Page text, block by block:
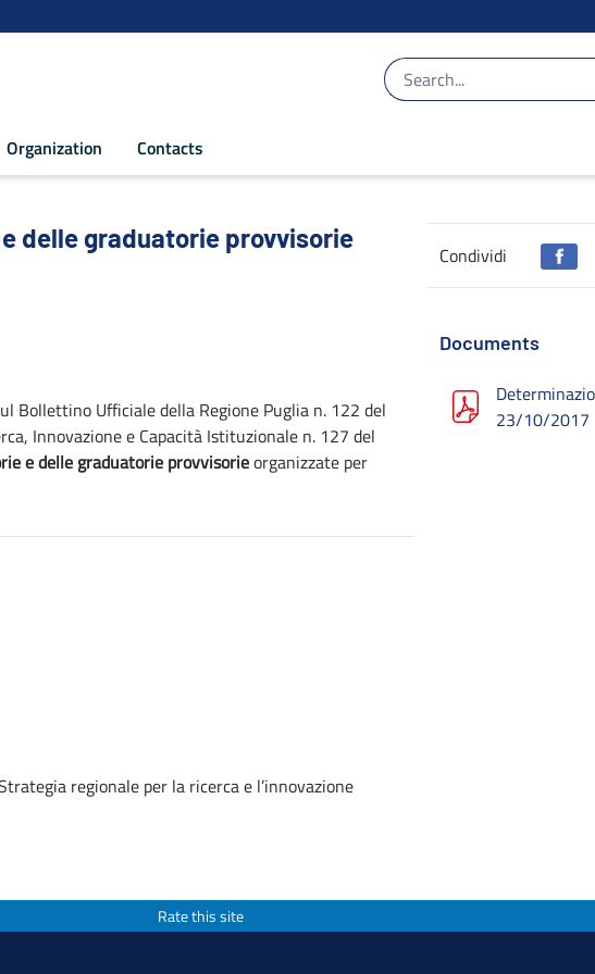
Organization Contacts
graduatorie provvisorie - POR Puglia 2014-
delle graduatorie provvisorie
Bollettino Ufficiale della Regione Puglia n. 122 del
Innovazione e Capacità Istituzionale n. 127 del
e delle graduatorie provvisorieorganizzate per
Condividi
Documents
23/10/2017
regionale per la ricerca e l’innovazione
Rate this site